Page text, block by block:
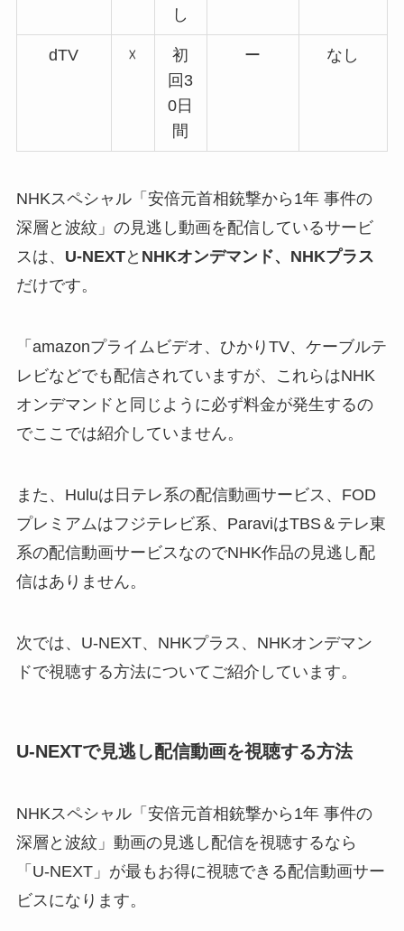
し
dTV ☓
初
回3
0日
間
ー なし
NHKスペシャル「安倍元首相銃撃から1年 事件の
深層と波紋」の見逃し動画を配信しているサービ
スは、 U-NEXTと NHKオンデマンド、NHKプラス
だけです。
「amazonプライムビデオ、ひかりTV、ケーブルテ
レビなどでも配信されていますが、これらはNHK
オンデマンドと同じように必ず料金が発生するの
でここでは紹介していません。
また、Huluは日テレ系の配信動画サービス、FOD
プレミアムはフジテレビ系、ParaviはTBS＆テレ東
系の配信動画サービスなのでNHK作品の見逃し配
信はありません。
次では、U-NEXT、NHKプラス、NHKオンデマン
ドで視聴する方法についてご紹介しています。
U-NEXTで見逃し配信動画を視聴する方法
NHKスペシャル「安倍元首相銃撃から1年 事件の
深層と波紋」動画の見逃し配信を視聴するなら
「U-NEXT」が最もお得に視聴できる配信動画サー
ビスになります。